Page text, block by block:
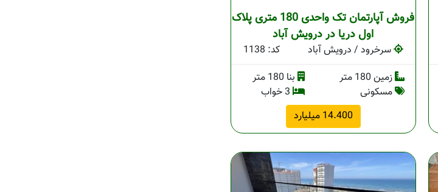
فروش آپارتمان تک واحدی 180 متری پلاک
اول دریا در درویش آباد
سرخرود / درویش آباد
کد: 1138
زمین 180 متر
بنا 180 متر
مسکونی
3 خواب
14.400 میلیارد